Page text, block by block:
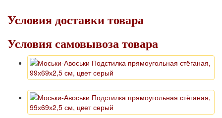
Условия доставки товара
Условия самовывоза товара